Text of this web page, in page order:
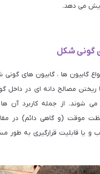
می دهد.
گونی شکل
گابیون ها ، گابیون های
ریختن مصالح دانه ای در داخل
شوند. از جمله کاربرد آن
موقت (و گاهی دائم) در
و یا قابلیت قرارگیری به­ طور